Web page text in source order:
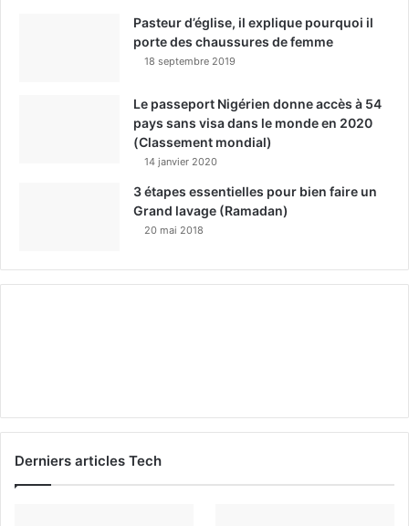
Pasteur d’église, il explique pourquoi il
porte des chaussures de femme
18 septembre 2019
Le passeport Nigérien donne accès à 54
pays sans visa dans le monde en 2020
(Classement mondial)
14 janvier 2020
3 étapes essentielles pour bien faire un
Grand lavage (Ramadan)
20 mai 2018
Derniers articles Tech